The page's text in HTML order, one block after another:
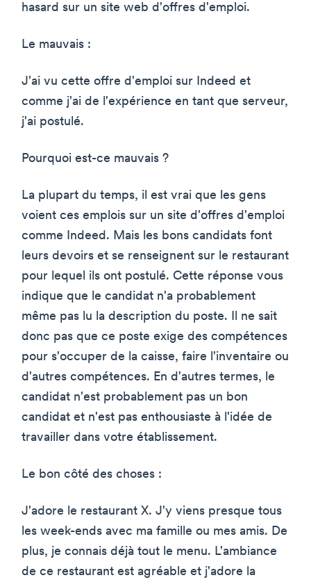
hasard sur un site web d'offres d'emploi.
Le mauvais :
J'ai vu cette offre d'emploi sur Indeed et
comme j'ai de l'expérience en tant que serveur,
j'ai postulé.
Pourquoi est-ce mauvais ?
La plupart du temps, il est vrai que les gens
voient ces emplois sur un site d'offres d'emploi
comme Indeed. Mais les bons candidats font
leurs devoirs et se renseignent sur le restaurant
pour lequel ils ont postulé. Cette réponse vous
indique que le candidat n'a probablement
même pas lu la description du poste. Il ne sait
donc pas que ce poste exige des compétences
pour s'occuper de la caisse, faire l'inventaire ou
d'autres compétences. En d'autres termes, le
candidat n'est probablement pas un bon
candidat et n'est pas enthousiaste à l'idée de
travailler dans votre établissement.
Le bon côté des choses :
J'adore le restaurant X. J'y viens presque tous
les week-ends avec ma famille ou mes amis. De
plus, je connais déjà tout le menu. L'ambiance
de ce restaurant est agréable et j'adore la